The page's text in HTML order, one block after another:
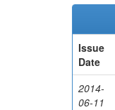
Issue
Date
2014-
06-11